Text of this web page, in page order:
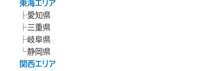
東海エリア
愛知県
三重県
岐阜県
静岡県
関西エリア